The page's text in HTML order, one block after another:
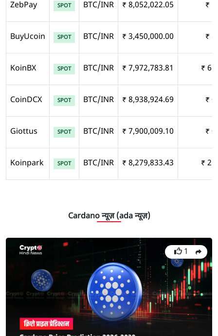
ZebPay SPOT BTC/INR ₹ 8,052,022.05 ₹ 1
BuyUcoin SPOT BTC/INR ₹ 3,450,000.00 ₹ 8
KoinBX SPOT BTC/INR ₹ 7,972,783.81 ₹ 65
CoinDCX SPOT BTC/INR ₹ 8,938,924.69 ₹ 0
Giottus SPOT BTC/INR ₹ 7,900,009.10 ₹ 0
Koinpark SPOT BTC/INR ₹ 8,279,833.43 ₹ 21
Cardano न्यूज़ (ada न्यूज़)
1